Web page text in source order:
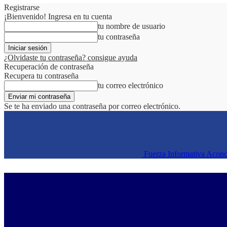
Registrarse
¡Bienvenido! Ingresa en tu cuenta
tu nombre de usuario
tu contraseña
¿Olvidaste tu contraseña? consigue ayuda
Recuperación de contraseña
Recupera tu contraseña
tu correo electrónico
Se te ha enviado una contraseña por correo electrónico.
Fuerza Informativa